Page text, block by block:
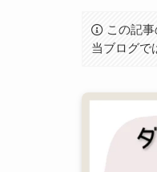
この記
当ブログで